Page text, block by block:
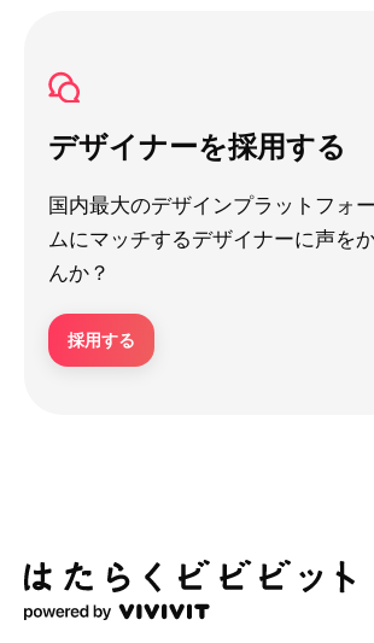
デザイナーを採用する
国内最大のデザインプラットフォ
ムにマッチするデザイナーに声を
んか？
採用する